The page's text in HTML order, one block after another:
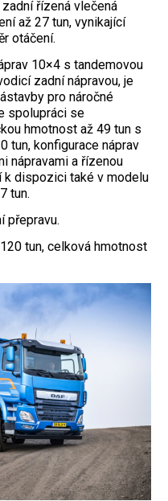
zadní řízená vlečená
až 27 tun, vynikající
otáčení.
10×4 s tandemovou
zadní nápravou, je
pro náročné
spolupráci se
hmotnost až 49 tun s
tun, konfigurace náprav
nápravami a řízenou
k dispozici také v modelu
tun.
přepravu.
tun, celková hmotnost